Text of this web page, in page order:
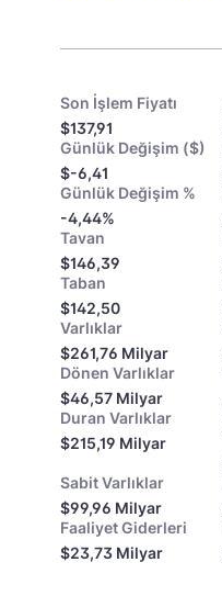
Son İşlem Fiyatı
$137,91
Günlük Değişim ($)
$-6,41
Günlük Değişim %
-4,44%
Tavan
$146,39
Taban
$142,50
Varlıklar
$261,76 Milyar
Dönen Varlıklar
$46,57 Milyar
Duran Varlıklar
$215,19 Milyar
Sabit Varlıklar
$99,96 Milyar
Faaliyet Giderleri
$23,73 Milyar